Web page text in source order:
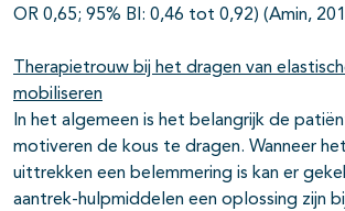
OR 0,65; 95% BI: 0,46 tot 0,92) (Amin,
Therapietrouw bij het dragen van
mobiliseren
In het algemeen is het belangrijk de
motiveren de kous te dragen. Wanneer
uittrekken een belemmering is kan er
aantrek-hulpmiddelen een oplossing zijn